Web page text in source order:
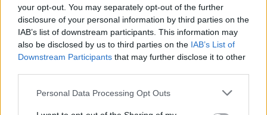
your opt-out. You may separately opt-out of the further
disclosure of your personal information by third parties on the
IAB’s list of downstream participants. This information may
also be disclosed by us to third parties on the IAB’s List of
Downstream Participants that may further disclose it to other
Please note that this website/app uses one or more Google
Personal Data Processing Opt Outs
NECROLOGIE
Mario Malu